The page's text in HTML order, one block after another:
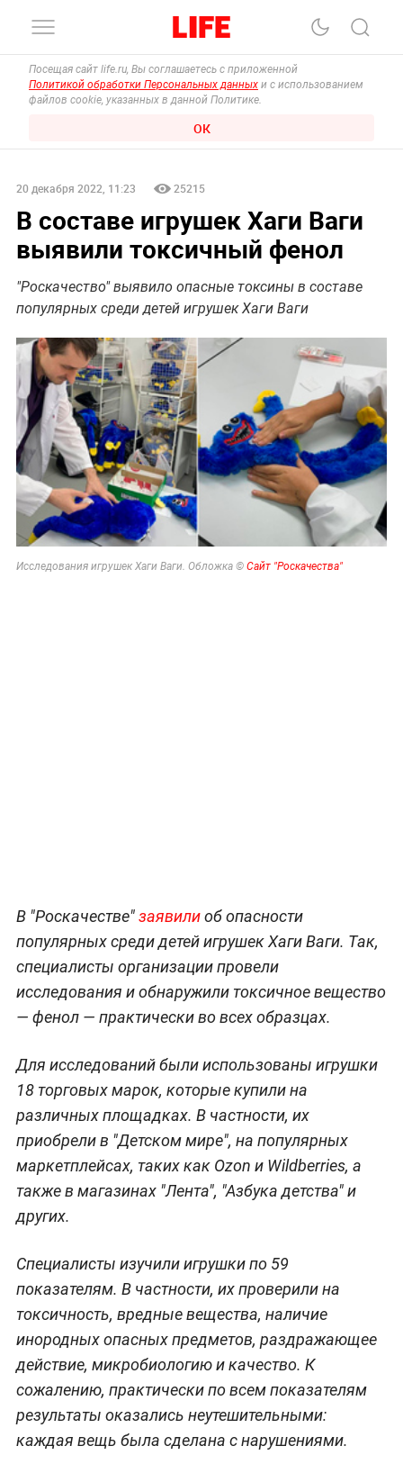
Посещая сайт life.ru, Вы соглашаетесь с приложенной
Политикой обработки Персональных данных и с использованием
файлов cookie, указанных в данной Политике.
ОК
20 декабря 2022, 11:23 25215
В составе игрушек Хаги Ваги
выявили токсичный фенол
"Роскачество" выявило опасные токсины в составе
популярных среди детей игрушек Хаги Ваги
Исследования игрушек Хаги Ваги. Обложка © Сайт "Роскачества"
В "Роскачестве"заявилиоб опасности
популярных среди детей игрушек Хаги Ваги. Так,
специалисты организации провели
исследования и обнаружили токсичное вещество
— фенол — практически во всех образцах.
Для исследований были использованы игрушки
18 торговых марок, которые купили на
различных площадках. В частности, их
приобрели в "Детском мире", на популярных
маркетплейсах, таких как Ozon и Wildberries, а
также в магазинах "Лента", "Азбука детства" и
других.
Специалисты изучили игрушки по 59
показателям. В частности, их проверили на
токсичность, вредные вещества, наличие
инородных опасных предметов, раздражающее
действие, микробиологию и качество. К
сожалению, практически по всем показателям
результаты оказались неутешительными:
каждая вещь была сделана с нарушениями.